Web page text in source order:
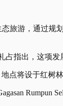
旅游，通过
指出，这项
点将设于红树
Rumpun